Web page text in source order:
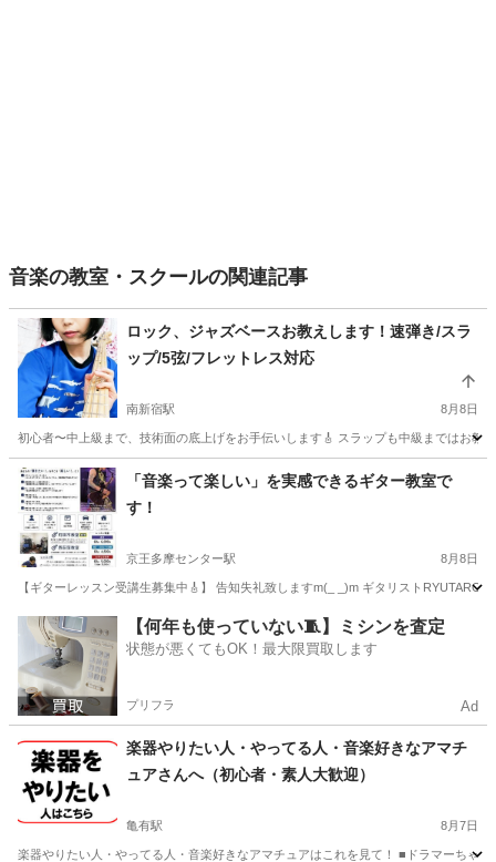
音楽の教室・スクールの関連記事
ロック、ジャズベースお教えします！速弾き/スラ
ップ/5弦/フレットレス対応
南新宿駅 8月8日
初心者〜中上級まで、技術面の底上げをお手伝いします🎸 スラップも中級まではお
東京 渋谷区 南新宿駅 ベース スラップ
「音楽って楽しい」を実感できるギター教室で
す！
京王多摩センター駅 8月8日
【ギターレッスン受講生募集中🎸】 告知失礼致しますm(_ _)m ギタリスト
東京 多摩市 京王多摩センター駅 ギター レッスン
【何年も使っていない🧵】ミシンを査定
状態が悪くてもOK！最大限買取します
プリフラ Ad
楽器やりたい人・やってる人・音楽好きなアマチ
ュアさんへ（初心者・素人大歓迎）
亀有駅 8月7日
楽器やりたい人・やってる人・音楽好きなアマチュアはこれを見て！ ■ドラマーちゃ